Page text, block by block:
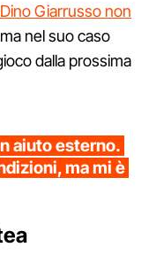
Giarrusso non
nel suo caso
dalla prossima
aiuto esterno.
ma mi è